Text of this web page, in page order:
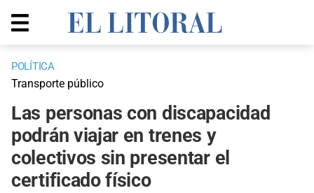
POLÍTICA
Transporte público
Las personas con discapacidad
podrán viajar en trenes y
colectivos sin presentar el
certificado físico